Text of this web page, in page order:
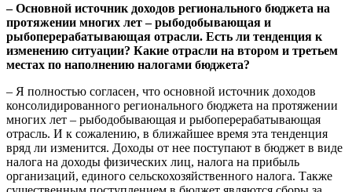
– Основной источник доходов регионального бюджета на
протяжении многих лет – рыбодобывающая и
рыбоперерабатывающая отрасли. Есть ли тенденция к
изменению ситуации? Какие отрасли на втором и третьем
местах по наполнению налогами бюджета?
– Я полностью согласен, что основной источник доходов
консолидированного регионального бюджета на протяжении
многих лет – рыбодобывающая и рыбоперерабатывающая
отрасль. И к сожалению, в ближайшее время эта тенденция
вряд ли изменится. Доходы от нее поступают в бюджет в виде
налога на доходы физических лиц, налога на прибыль
организаций, единого сельскохозяйственного налога. Также